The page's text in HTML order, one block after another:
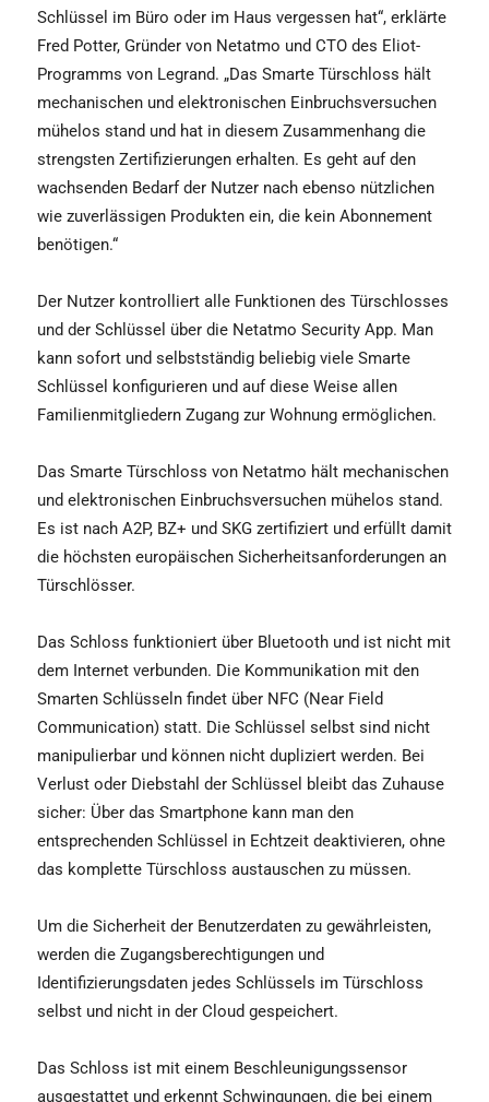
Schlüssel im Büro oder im Haus vergessen hat“, erklärte
Fred Potter, Gründer von Netatmo und CTO des Eliot-
Programms von Legrand. „Das Smarte Türschloss hält
mechanischen und elektronischen Einbruchsversuchen
mühelos stand und hat in diesem Zusammenhang die
strengsten Zertifizierungen erhalten. Es geht auf den
wachsenden Bedarf der Nutzer nach ebenso nützlichen
wie zuverlässigen Produkten ein, die kein Abonnement
benötigen.“
Der Nutzer kontrolliert alle Funktionen des Türschlosses
und der Schlüssel über die Netatmo Security App. Man
kann sofort und selbstständig beliebig viele Smarte
Schlüssel konfigurieren und auf diese Weise allen
Familienmitgliedern Zugang zur Wohnung ermöglichen.
Das Smarte Türschloss von Netatmo hält mechanischen
und elektronischen Einbruchsversuchen mühelos stand.
Es ist nach A2P, BZ+ und SKG zertifiziert und erfüllt damit
die höchsten europäischen Sicherheitsanforderungen an
Türschlösser.
Das Schloss funktioniert über Bluetooth und ist nicht mit
dem Internet verbunden. Die Kommunikation mit den
Smarten Schlüsseln findet über NFC (Near Field
Communication) statt. Die Schlüssel selbst sind nicht
manipulierbar und können nicht dupliziert werden. Bei
Verlust oder Diebstahl der Schlüssel bleibt das Zuhause
sicher: Über das Smartphone kann man den
entsprechenden Schlüssel in Echtzeit deaktivieren, ohne
das komplette Türschloss austauschen zu müssen.
Um die Sicherheit der Benutzerdaten zu gewährleisten,
werden die Zugangsberechtigungen und
Identifizierungsdaten jedes Schlüssels im Türschloss
selbst und nicht in der Cloud gespeichert.
Das Schloss ist mit einem Beschleunigungssensor
ausgestattet und erkennt Schwingungen, die bei einem